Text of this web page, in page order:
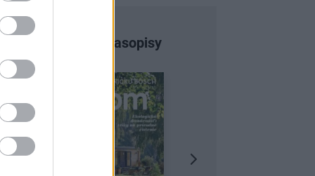
Najnovšie časopisy